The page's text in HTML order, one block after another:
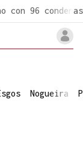
con 96 condenas
Nogueira